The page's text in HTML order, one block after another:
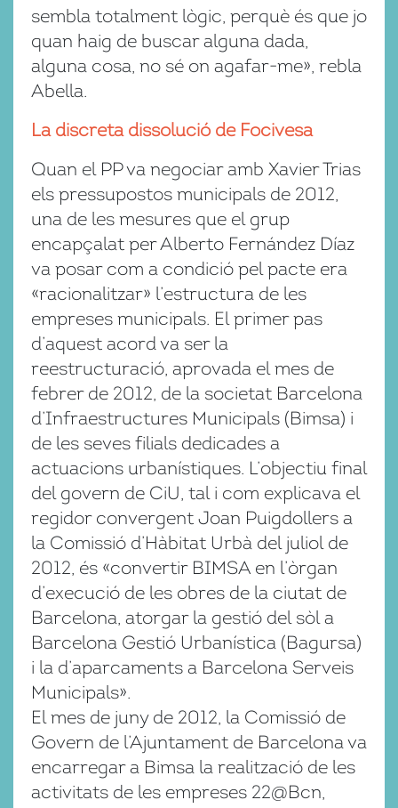
sembla totalment lògic, perquè és que jo
quan haig de buscar alguna dada,
alguna cosa, no sé on agafar-me», rebla
Abella.
La discreta dissolució de Focivesa
Quan el PP va negociar amb Xavier Trias
els pressupostos municipals de 2012,
una de les mesures que el grup
encapçalat per Alberto Fernández Díaz
va posar com a condició pel pacte era
«racionalitzar» l’estructura de les
empreses municipals. El primer pas
d’aquest acord va ser la
reestructuració, aprovada el mes de
febrer de 2012, de la societat Barcelona
d’Infraestructures Municipals (Bimsa) i
de les seves filials dedicades a
actuacions urbanístiques. L’objectiu final
del govern de CiU, tal i com explicava el
regidor convergent Joan Puigdollers a
la Comissió d’Hàbitat Urbà del juliol de
2012, és «convertir BIMSA en l’òrgan
d’execució de les obres de la ciutat de
Barcelona, atorgar la gestió del sòl a
Barcelona Gestió Urbanística (Bagursa)
i la d’aparcaments a Barcelona Serveis
Municipals».
El mes de juny de 2012, la Comissió de
Govern de l’Ajuntament de Barcelona va
encarregar a Bimsa la realització de les
activitats de les empreses 22@Bcn,